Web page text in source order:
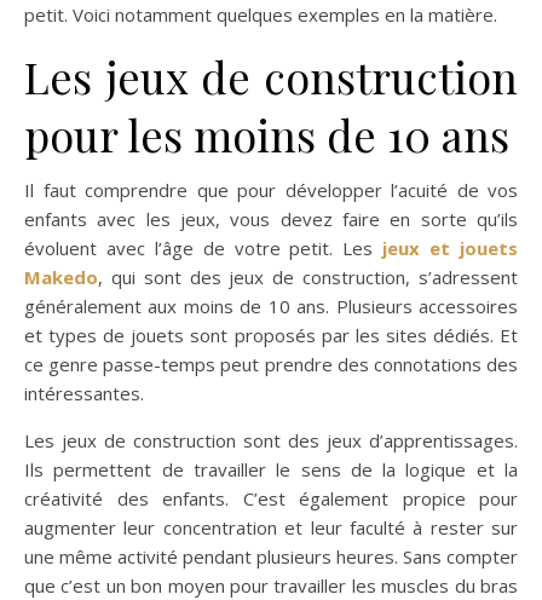
petit. Voici notamment quelques exemples en la matière.
Les jeux de construction
pour les moins de 10 ans
Il faut comprendre que pour développer l’acuité de vos
enfants avec les jeux, vous devez faire en sorte qu’ils
évoluent avec l’âge de votre petit. Les jeux et jouets
Makedo, qui sont des jeux de construction, s’adressent
généralement aux moins de 10 ans. Plusieurs accessoires
et types de jouets sont proposés par les sites dédiés. Et
ce genre passe-temps peut prendre des connotations des
intéressantes.
Les jeux de construction sont des jeux d’apprentissages.
Ils permettent de travailler le sens de la logique et la
créativité des enfants. C’est également propice pour
augmenter leur concentration et leur faculté à rester sur
une même activité pendant plusieurs heures. Sans compter
que c’est un bon moyen pour travailler les muscles du bras